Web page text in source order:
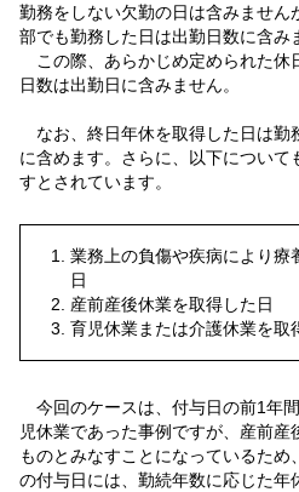
勤務をしない欠勤の日は含みません
部でも勤務した日は出勤日数に含み
この際、あらかじめ定められた休
日数は出勤日に含みません。
なお、終日年休を取得した日は勤
に含めます。さらに、以下について
すとされています。
業務上の負傷や疾病により療
日
産前産後休業を取得した日
育児休業または介護休業を取
今回のケースは、付与日の前1年
児休業であった事例ですが、産前
ものとみなすことになっているた
の付与日には、勤続年数に応じた年